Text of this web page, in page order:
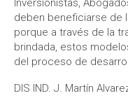
Inversionistas,
deben beneficiarse de
porque a través de la
brindada, estos
del proceso de
DIS IND. J. Martín